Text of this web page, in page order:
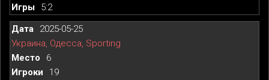
5:2
2025-05-25
Украина, Одесса, Sporting
6
19